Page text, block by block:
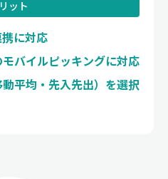
ット
に対応
バイルピッキングに対応
平均・先入先出）を選択